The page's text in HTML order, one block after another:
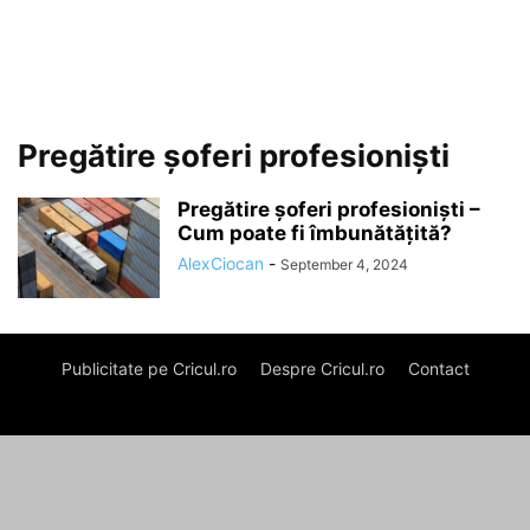
Pregătire șoferi profesioniști
Pregătire șoferi profesioniști –
Cum poate fi îmbunătățită?
AlexCiocan - September 4, 2024
Publicitate pe Cricul.ro Despre Cricul.ro Contact